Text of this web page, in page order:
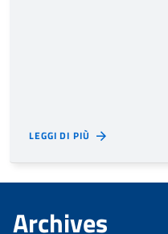
LEGGI DI PIÙ
Archives